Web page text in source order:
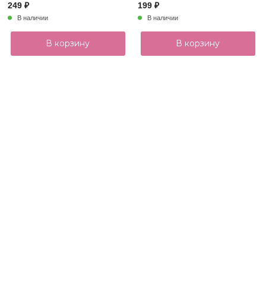
249 ₽
В наличии
В корзину
199 ₽
В наличии
В корзину